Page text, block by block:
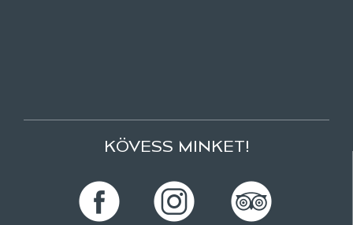
KÖVESS MINKET!